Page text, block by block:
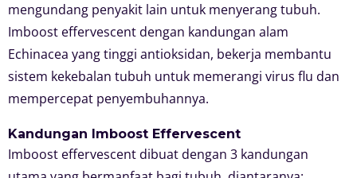
mengundang penyakit lain untuk menyerang tubuh.
Imboost effervescent dengan kandungan alam
Echinacea yang tinggi antioksidan, bekerja membantu
sistem kekebalan tubuh untuk memerangi virus flu dan
mempercepat penyembuhannya.
Kandungan Imboost Effervescent
Imboost effervescent dibuat dengan 3 kandungan